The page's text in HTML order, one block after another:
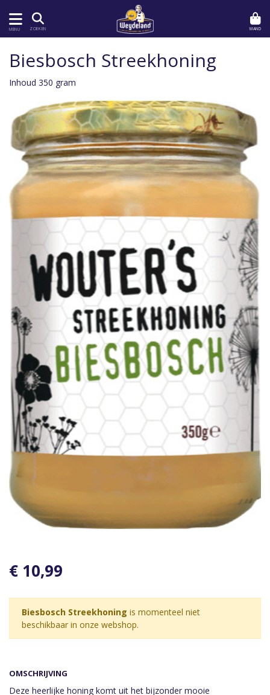
MENU ZOEKEN MAND
OMSCHRIJVING
Deze heerlijke honing komt uit het bijzonder mooie
Biesbosch Streekhoning
Inhoud 350 gram
€ 10,99
Biesbosch Streekhoning is momenteel niet
beschikbaar in onze webshop.